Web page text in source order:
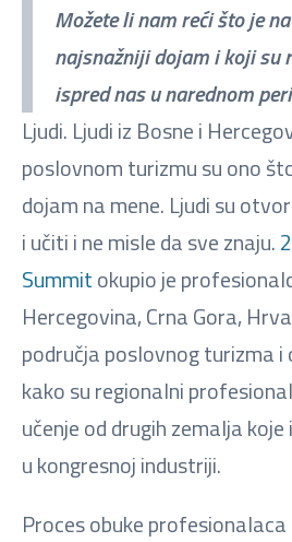
Možete li nam reći što je
najsnažniji dojam i koji su
ispred nas u narednom
Ljudi. Ljudi iz Bosne i
poslovnom turizmu su ono
dojam na mene. Ljudi su
i učiti i ne misle da sve znaju.
Summitokupio je
Hercegovina, Crna Gora,
područja poslovnog turizma i
kako su regionalni
učenje od drugih zemalja
u kongresnoj industriji.
Proces obuke